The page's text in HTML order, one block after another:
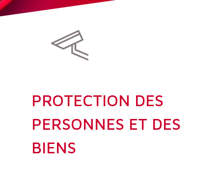
PROTECTION DES
PERSONNES ET DES
BIENS